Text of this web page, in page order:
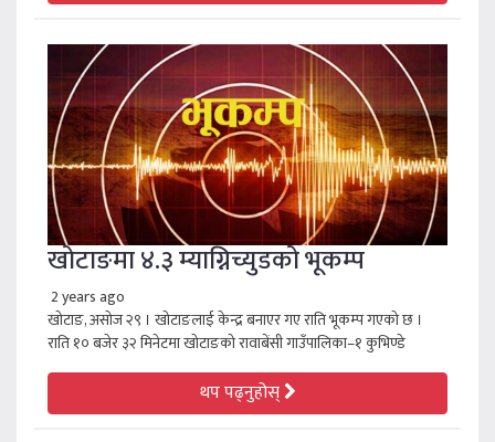
खोटाङमा ४.३ म्याग्निच्युडको भूकम्प
2 years ago
खोटाङ, असोज २९ । खोटाङलाई केन्द्र बनाएर गए राति भूकम्प गएको छ ।
राति १० बजेर ३२ मिनेटमा खोटाङको रावाबेंसी गाउँपालिका–१ कुभिण्डे
थप पढ्नुहोस्